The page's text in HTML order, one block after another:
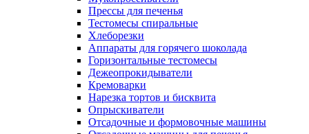
Прессы для печенья
Тестомесы спиральные
Хлеборезки
Аппараты для горячего шоколада
Горизонтальные тестомесы
Дежеопрокидыватели
Кремоварки
Нарезка тортов и бисквита
Опрыскиватели
Отсадочные и формовочные машины